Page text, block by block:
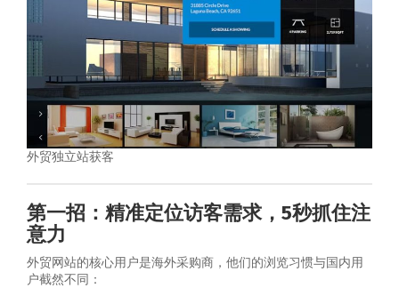
外贸独立站获客
第一招：精准定位访客需求，5秒抓住注
意力
外贸网站的核心用户是海外采购商，他们的浏览习惯与国内用
户截然不同：